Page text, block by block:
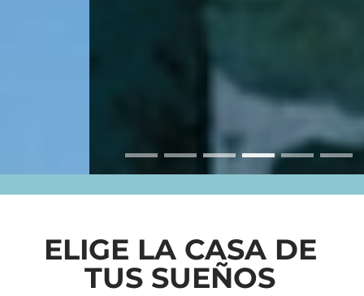
ELIGE LA CASA DE
TUS SUEÑOS